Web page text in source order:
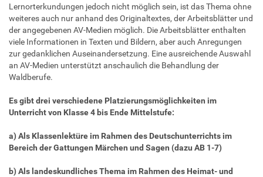
Lernorterkundungen jedoch nicht möglich sein, ist das Thema ohne
weiteres auch nur anhand des Originaltextes, der Arbeitsblätter und
der angegebenen AV-Medien möglich. Die Arbeitsblätter enthalten
viele Informationen in Texten und Bildern, aber auch Anregungen
zur gedanklichen Auseinandersetzung. Eine ausreichende Auswahl
an AV-Medien unterstützt anschaulich die Behandlung der
Waldberufe.
Es gibt drei verschiedene Platzierungsmöglichkeiten im
Unterricht von Klasse 4 bis Ende Mittelstufe:
a) Als Klassenlektüre im Rahmen des Deutschunterrichts im
Bereich der Gattungen Märchen und Sagen (dazu AB 1-7)
b) Als landeskundliches Thema im Rahmen des Heimat- und